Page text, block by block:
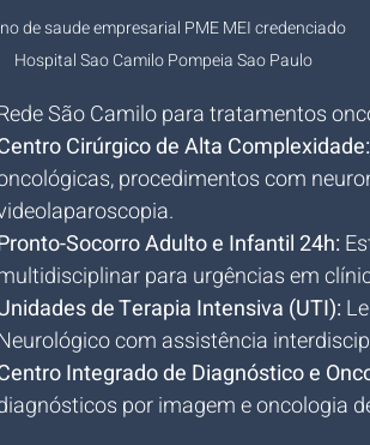
de saude empresarial PME MEI credenciado
Hospital Sao Camilo Pompeia Sao Paulo
São Camilo para tratamentos
Cirúrgico de Alta Complexidade:
procedimentos com
Socorro Adulto e Infantil 24h:
para urgências em
de Terapia Intensiva (UTI):
com assistência
Integrado de Diagnóstico e
por imagem e oncologia